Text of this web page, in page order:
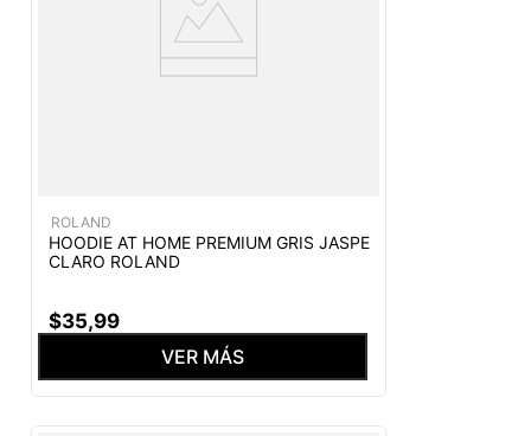
ROLAND
HOODIE AT HOME PREMIUM GRIS JASPE
CLARO ROLAND
$35,99
VER MÁS